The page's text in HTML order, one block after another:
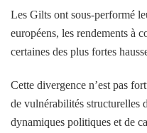
Les Gilts ont sous-performé
européens, les rendements à
certaines des plus fortes
Cette divergence n’est pas
de vulnérabilités structurelles
dynamiques politiques et de